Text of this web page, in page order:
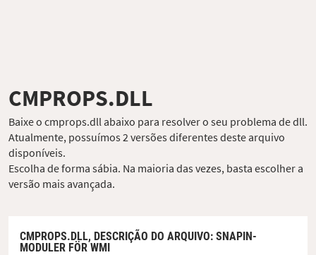
CMPROPS.DLL
Baixe o cmprops.dll abaixo para resolver o seu problema de dll.
Atualmente, possuímos 2 versões diferentes deste arquivo
disponíveis.
Escolha de forma sábia. Na maioria das vezes, basta escolher a
versão mais avançada.
CMPROPS.DLL, DESCRIÇÃO DO ARQUIVO: SNAPIN-
MODULER FÖR WMI